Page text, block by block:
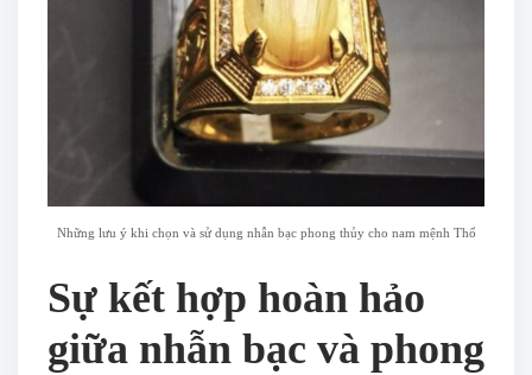
Những lưu ý khi chọn và sử dụng nhẫn bạc phong thủy cho nam mệnh Thổ
Sự kết hợp hoàn hảo
giữa nhẫn bạc và phong